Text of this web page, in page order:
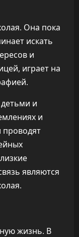
Она пока
искать
и
играет на
и
и
проводят
являются
жизнь. В